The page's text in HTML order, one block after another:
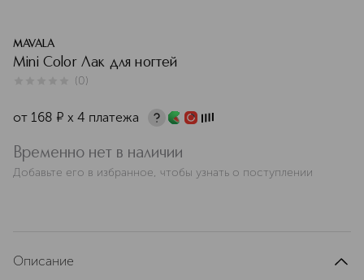
MAVALA
Mini Color Лак для ногтей
(0)
от 168 ¤ х 4 платежа
Временно нет в наличии
Добавьте его в избранное, чтобы узнать о поступлении
Описание